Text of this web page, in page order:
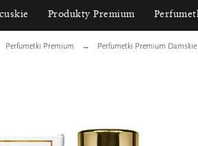
Produkty Premium
Perfumetki Premium Perfumetki Premium Damskie